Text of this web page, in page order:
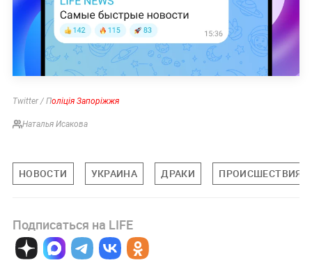
Twitter / Поліція Запоріжжя
Наталья Исакова
НОВОСТИ УКРАИНА ДРАКИ ПРОИСШЕСТВИЯ
Подписаться на LIFE